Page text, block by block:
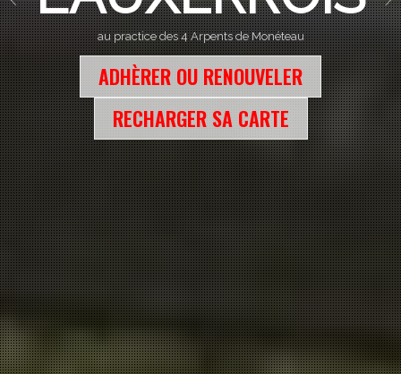
au practice des 4 Arpents de Monéteau
ADHÈRER OU RENOUVELER
RECHARGER SA CARTE